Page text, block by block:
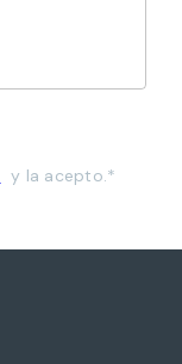
y la acepto.*